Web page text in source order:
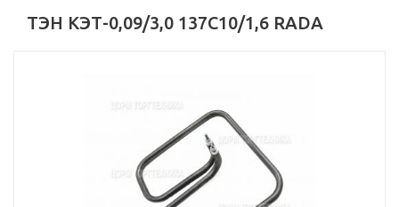
ТЭН КЭТ-0,09/3,0 137С10/1,6 RADA